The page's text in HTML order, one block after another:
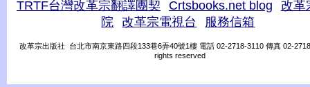
TRTF台灣改革宗翻譯團契 Crtsbooks.net blog
改革
院
改革宗電視台 服務信箱
改革宗出版社 台北市南京東路四段133巷6弄40號1樓 電話 02-2718-3110 傳真 02-
rights reserved